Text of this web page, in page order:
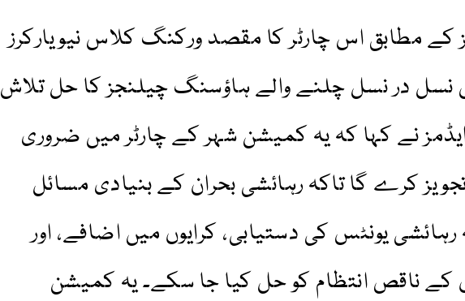
کے مطابق اس چارٹر کا مقصد ورکنگ کلاس نیویارکرز
نسل در نسل چلنے والے ہاؤسنگ چیلنجز کا حل تلاش
نے کہا کہ یہ کمیشن شہر کے چارٹر میں ضروری
کرے گا تاکہ رہائشی بحران کے بنیادی مسائل
یونٹس کی دستیابی، کرایوں میں اضافے، اور
کے ناقص انتظام کو حل کیا جا سکے۔ یہ کمیشن